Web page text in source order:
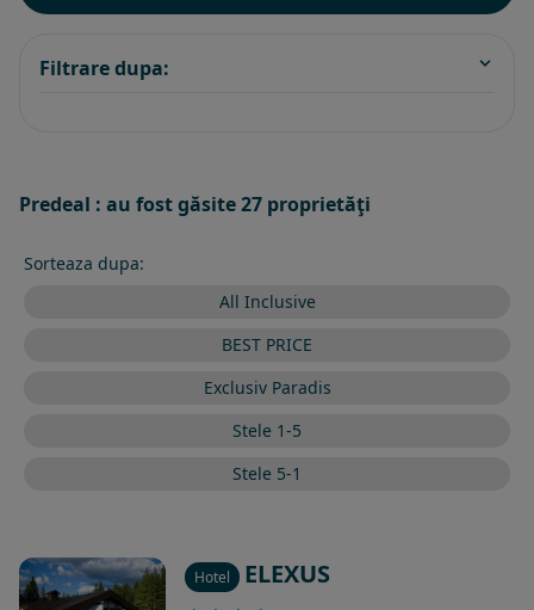
Filtrare dupa:
Predeal : au fost găsite 27 proprietăţi
Sorteaza dupa:
All Inclusive
BEST PRICE
Exclusiv Paradis
Stele 1-5
Stele 5-1
Hotel ELEXUS